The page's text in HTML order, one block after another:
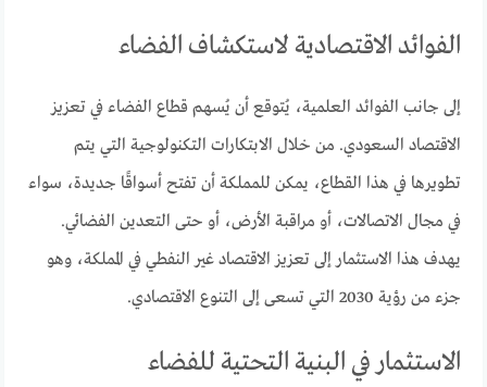
الفوائد الاقتصادية لاستكشاف الفضاء
إلى جانب الفوائد العلمية، يُتوقع أن يُسهم قطاع الفضاء في تعزيز
الاقتصاد السعودي. من خلال الابتكارات التكنولوجية التي يتم
تطويرها في هذا القطاع، يمكن للمملكة أن تفتح أسواقًا جديدة، سواء
في مجال الاتصالات، أو مراقبة الأرض، أو حتى التعدين الفضائي.
يهدف هذا الاستثمار إلى تعزيز الاقتصاد غير النفطي في المملكة، وهو
جزء من رؤية 2030 التي تسعى إلى التنوع الاقتصادي.
الاستثمار في البنية التحتية للفضاء